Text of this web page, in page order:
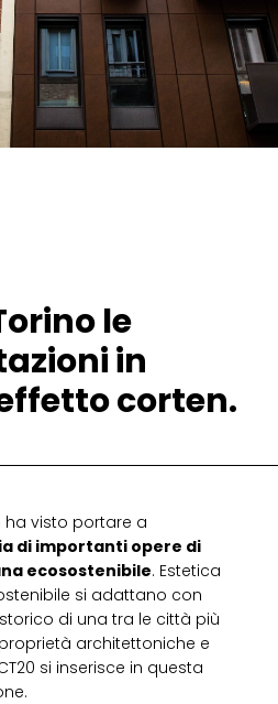
le
in
corten.
ha visto portare a
di importanti opere di
ecosostenibile. Estetica
si adattano con
di una tra le città più
architettoniche e
si inserisce in questa